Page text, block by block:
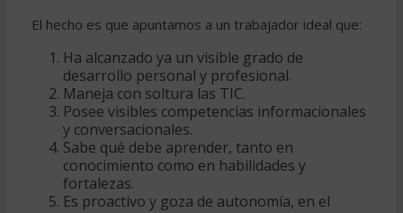
El hecho es que apuntamos a un trabajador ideal que:
Ha alcanzado ya un visible grado de
desarrollo personal y profesional.
Maneja con soltura las TIC.
Posee visibles competencias informacionales
y conversacionales.
Sabe qué debe aprender, tanto en
conocimiento como en habilidades y
fortalezas.
Es proactivo y goza de autonomía, en el